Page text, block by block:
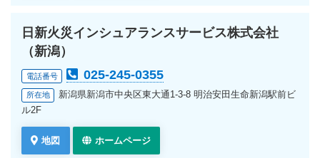
日新火災インシュアランスサービス株式会社
（新潟）
電話番号 025-245-0355
所在地
新潟県新潟市中央区東大通1-3-8 明治安田生命新潟駅前ビ
ル2F
地図 ホームページ